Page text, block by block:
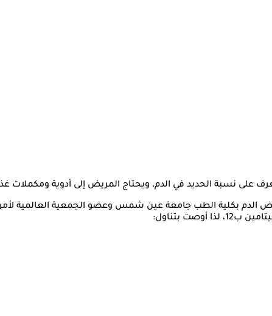
نسبة الحديد في الدم، ويحتاج المريض إلى أدوية ومكملات
الدم بكلية الطب جامعة عين شمس وعضو الجمعية العالمية
بتناول: